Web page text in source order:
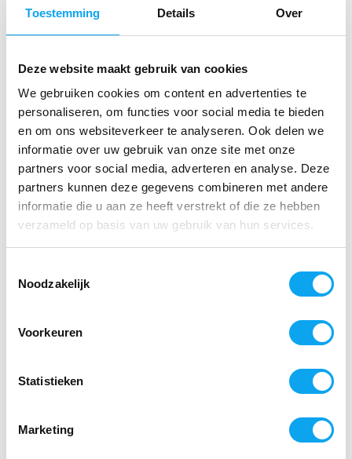
Toestemming Details Over
Deze website maakt gebruik van cookies
We gebruiken cookies om content en advertenties te
personaliseren, om functies voor social media te bieden
en om ons websiteverkeer te analyseren. Ook delen we
informatie over uw gebruik van onze site met onze
partners voor social media, adverteren en analyse. Deze
partners kunnen deze gegevens combineren met andere
informatie die u aan ze heeft verstrekt of die ze hebben
verzameld op basis van uw gebruik van hun services.
Noodzakelijk
Voorkeuren
Statistieken
Marketing
Troja 2G Rollator voorzien van een bel en refloctoren,
waardoor u ook in het donker goed zichtbaar bent.
memory functie voor de hoogte instelling van de
handvatten.
Klik hier om de Topro Troja 2G rollator te bekijken
Topro Olympos Rollator
De Topro Olympos Rollator is een stevige, robuuste en
praktische rollator voor een actief leven. Het lopen over
SOFT wielen. Met de afneembare boodschappentas
beschikt over een uitstekende rem-functie.
Waarom een Topro rollator kopen